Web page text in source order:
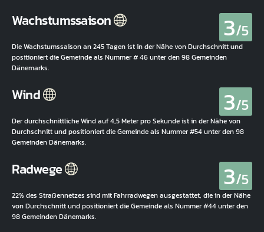
Wachstumssaison 3/5
Die Wachstumssaison an 245 Tagen ist in der Nähe von Durchschnitt und
positioniert die Gemeinde als Nummer # 46 unter den 98 Gemeinden
Dänemarks.
Wind 3/5
Der durchschnittliche Wind auf 4,5 Meter pro Sekunde ist in der Nähe von
Durchschnitt und positioniert die Gemeinde als Nummer #54 unter den 98
Gemeinden Dänemarks.
Radwege 3/5
22% des Straßennetzes sind mit Fahrradwegen ausgestattet, die in der Nähe
von Durchschnitt und positioniert die Gemeinde als Nummer #44 unter den
98 Gemeinden Dänemarks.